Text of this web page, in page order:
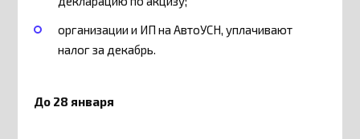
организации и ИП на АвтоУСН, уплачивают
налог за декабрь.
До 28 января